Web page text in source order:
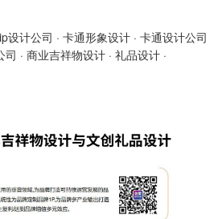
ip设计公司 · 卡通形象设计 · 卡通设计公司
司 · 商业吉祥物设计 · 礼品设计 ·